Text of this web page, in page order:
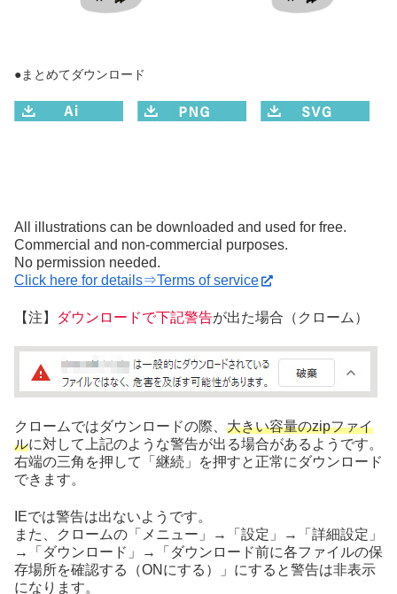
●まとめてダウンロード
All illustrations can be downloaded and used for free.
Commercial and non-commercial purposes.
No permission needed.
Click here for details⇒Terms of service
【注】 ダウンロードで下記警告が出た場合（クローム）
クロームではダウンロードの際、 大きい容量のzipファイ
ルに対して上記のような警告が出る場合があるようです。
右端の三角を押して「継続」を押すと正常にダウンロード
できます。
IEでは警告は出ないようです。
また、クロームの「メニュー」→「設定」→「詳細設定」
→「ダウンロード」→「ダウンロード前に各ファイルの保
存場所を確認する（ONにする）」にすると警告は非表示
になります。